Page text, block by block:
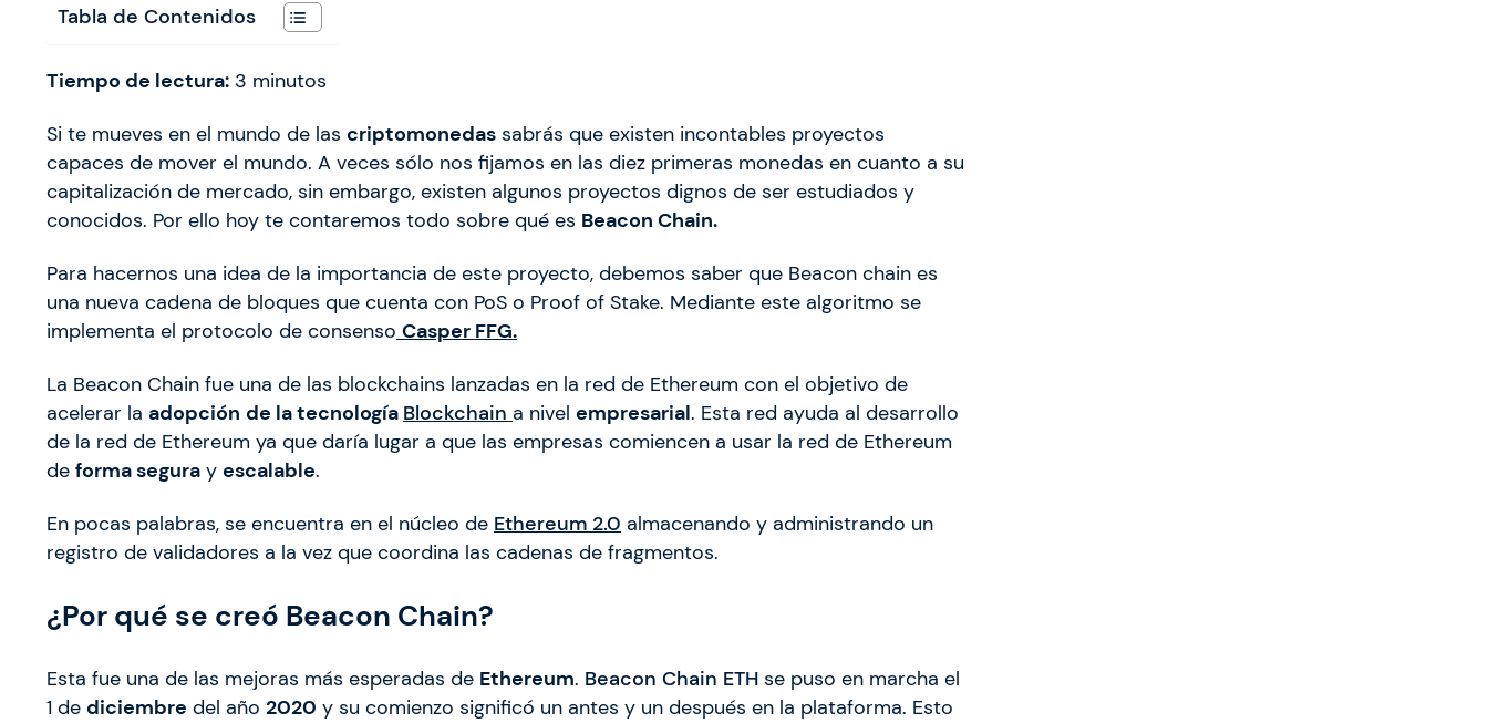
Tabla de Contenidos
Tiempo de lectura: 3 minutos
Si te mueves en el mundo de las criptomonedas sabrás que existen incontables proyectos
capaces de mover el mundo. A veces sólo nos fijamos en las diez primeras monedas en cuanto a su
capitalización de mercado, sin embargo, existen algunos proyectos dignos de ser estudiados y
conocidos. Por ello hoy te contaremos todo sobre qué es Beacon Chain.
Para hacernos una idea de la importancia de este proyecto, debemos saber que Beacon chain es
una nueva cadena de bloques que cuenta con PoS o Proof of Stake. Mediante este algoritmo se
implementa el protocolo de consenso Casper FFG.
La Beacon Chain fue una de las blockchains lanzadas en la red de Ethereum con el objetivo de
acelerar la adopción de la tecnología Blockchain a nivel empresarial. Esta red ayuda al desarrollo
de la red de Ethereum ya que daría lugar a que las empresas comiencen a usar la red de Ethereum
de forma segura y escalable.
En pocas palabras, se encuentra en el núcleo de Ethereum 2.0 almacenando y administrando un
registro de validadores a la vez que coordina las cadenas de fragmentos.
¿Por qué se creó Beacon Chain?
Esta fue una de las mejoras más esperadas de Ethereum. Beacon Chain ETH se puso en marcha el
1 de diciembre del año 2020 y su comienzo significó un antes y un después en la plataforma. Esto